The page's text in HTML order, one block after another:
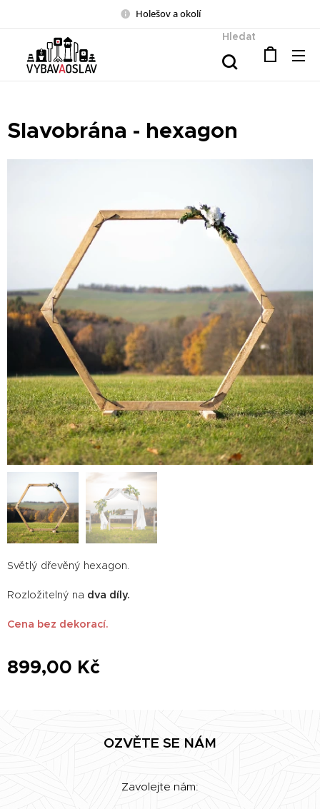
Holešov a okolí
Hledat
Slavobrána - hexagon
Světlý dřevěný hexagon.
Rozložitelný na dva díly.
Cena bez dekorací.
899,00 Kč
OZVĚTE SE NÁM
Zavolejte nám: